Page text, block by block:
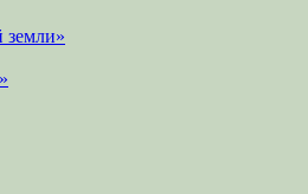
земли»